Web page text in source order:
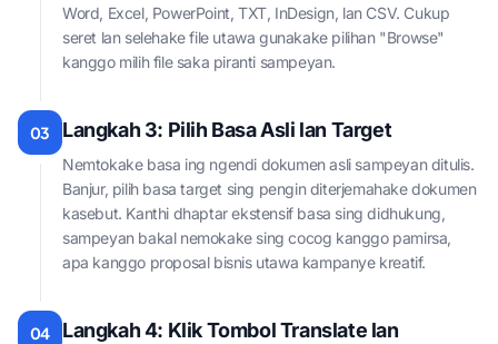
Word, Excel, PowerPoint, TXT, InDesign, lan CSV. Cukup
seret lan selehake file utawa gunakake pilihan "Browse"
kanggo milih file saka piranti sampeyan.
03 Langkah 3: Pilih Basa Asli lan Target
Nemtokake basa ing ngendi dokumen asli sampeyan ditulis.
Banjur, pilih basa target sing pengin diterjemahake dokumen
kasebut. Kanthi dhaptar ekstensif basa sing didhukung,
sampeyan bakal nemokake sing cocog kanggo pamirsa,
apa kanggo proposal bisnis utawa kampanye kreatif.
04
Langkah 4: Klik Tombol Translate lan